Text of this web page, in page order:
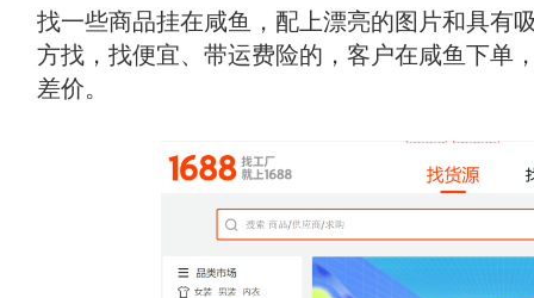
找一些商品挂在咸鱼，配上漂亮的图片和具有
方找，找便宜、带运费险的，客户在咸鱼下单
差价。